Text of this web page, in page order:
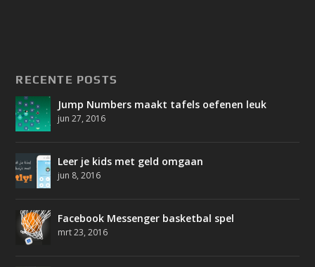
RECENTE POSTS
Jump Numbers maakt tafels oefenen leuk
jun 27, 2016
Leer je kids met geld omgaan
jun 8, 2016
Facebook Messenger basketbal spel
mrt 23, 2016